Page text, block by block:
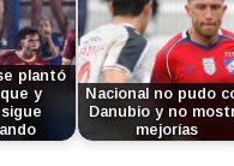
plantó
y
Nacional no pudo
Danubio y no
mejorías